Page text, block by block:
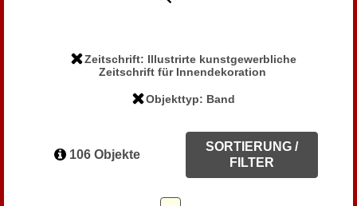
Zeitschrift: Illustrirte kunstgewerbliche
Zeitschrift für Innendekoration
Objekttyp: Band
106 Objekte
SORTIERUNG /
FILTER